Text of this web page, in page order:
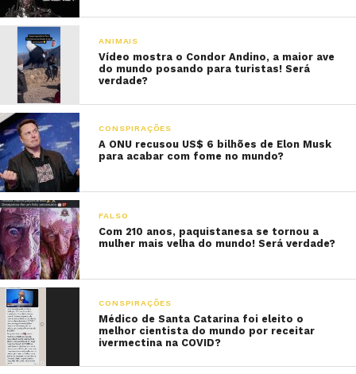
ANIMAIS
Vídeo mostra o Condor Andino, a maior ave
do mundo posando para turistas! Será
verdade?
CONSPIRAÇÕES
A ONU recusou US$ 6 bilhões de Elon Musk
para acabar com fome no mundo?
FALSO
Com 210 anos, paquistanesa se tornou a
mulher mais velha do mundo! Será verdade?
CONSPIRAÇÕES
Médico de Santa Catarina foi eleito o
melhor cientista do mundo por receitar
ivermectina na COVID?